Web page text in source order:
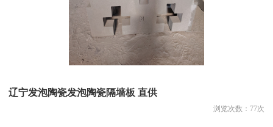
辽宁发泡陶瓷发泡陶瓷隔墙板 直供
浏览次数： 77次